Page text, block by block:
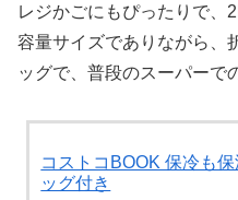
レジかごにもぴったりで、
容量サイズでありながら、
ッグで、普段のスーパーで
コストコBOOK 保冷も
ッグ付き